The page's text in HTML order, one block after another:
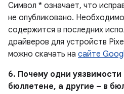
Символ * означает, что
не опубликовано.
содержится в последних
драйверов для устройств
можно скачать на сайте
6. Почему одни
бюллетене, а другие – в